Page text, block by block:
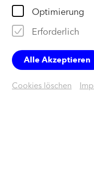
Optimierung
Erforderlich
Alle Akzeptieren
Cookies löschen